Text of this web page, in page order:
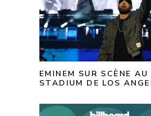
EMINEM SUR SCÈNE AU
STADIUM DE LOS